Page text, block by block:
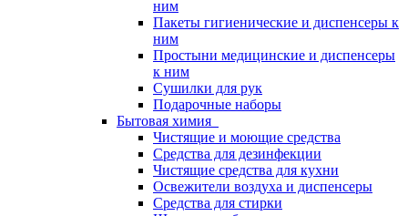
ним
Пакеты гигиенические и диспенсеры к
ним
Простыни медицинские и диспенсеры
к ним
Сушилки для рук
Подарочные наборы
Бытовая химия
Чистящие и моющие средства
Средства для дезинфекции
Чистящие средства для кухни
Освежители воздуха и диспенсеры
Средства для стирки